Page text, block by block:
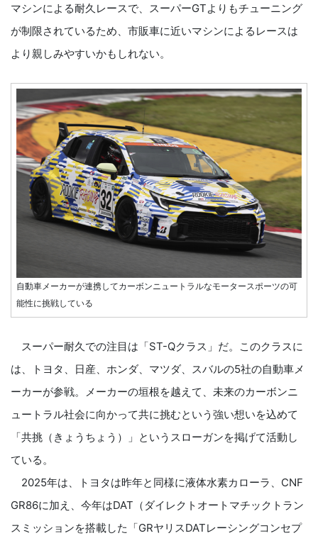
マシンによる耐久レースで、スーパーGTよりもチューニング
が制限されているため、市販車に近いマシンによるレースは
より親しみやすいかもしれない。
自動車メーカーが連携してカーボンニュートラルなモータースポーツの可
能性に挑戦している
スーパー耐久での注目は「ST-Qクラス」だ。このクラスに
は、トヨタ、日産、ホンダ、マツダ、スバルの5社の自動車メ
ーカーが参戦。メーカーの垣根を越えて、未来のカーボンニ
ュートラル社会に向かって共に挑むという強い想いを込めて
「共挑（きょうちょう）」というスローガンを掲げて活動し
ている。
2025年は、トヨタは昨年と同様に液体水素カローラ、CNF
GR86に加え、今年はDAT（ダイレクトオートマチックトラン
スミッションを搭載した「GRヤリスDATレーシングコンセプ